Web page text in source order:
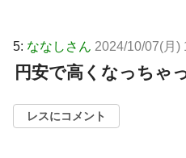
5: ななしさん 2024/10/07(月)
円安で高くなっちゃ
レスにコメント